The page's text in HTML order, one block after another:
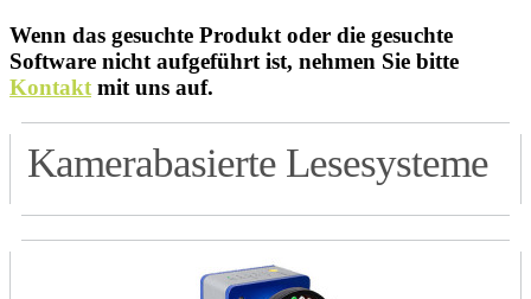
Wenn das gesuchte Produkt oder die gesuchte
Software nicht aufgeführt ist, nehmen Sie bitte
Kontakt mit uns auf.
Kamerabasierte Lesesysteme